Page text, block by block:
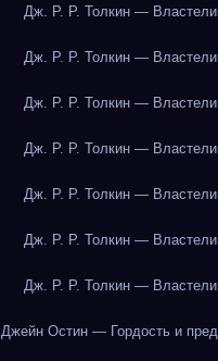
Дж. Р. Р. Толкин —
Дж. Р. Р. Толкин —
Дж. Р. Р. Толкин —
Дж. Р. Р. Толкин —
Дж. Р. Р. Толкин —
Дж. Р. Р. Толкин —
Дж. Р. Р. Толкин —
Джейн Остин — Гордость и